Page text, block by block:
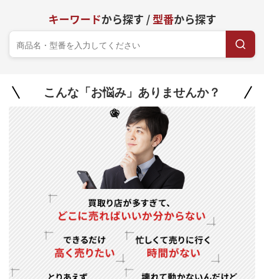
キーワードから探す /型番から探す
こんな「お悩み」ありませんか？